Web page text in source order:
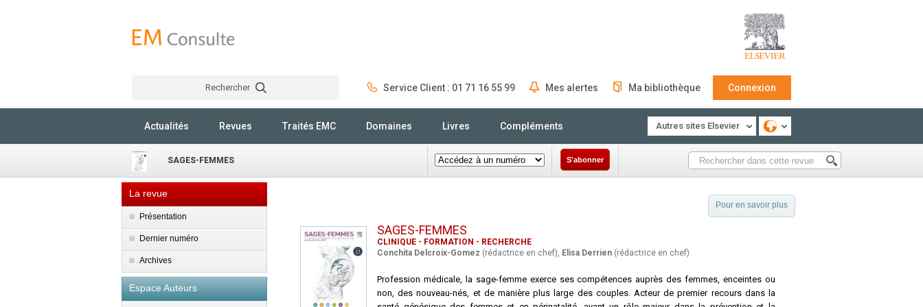
Rechercher Service Client : 01 71 16 55 99 Mes alertes Ma bibliothèque Connexion
Actualités Revues Traités EMC Domaines Livres Compléments Autres sites Elsevier
SAGES-FEMMES S'abonner
La revue
Présentation
Dernier numéro
Archives
Espace Auteurs
Pour en savoir plus
SAGES-FEMMES
CLINIQUE - FORMATION - RECHERCHE
Conchita Delcroix-Gomez (rédactrice en chef), Elisa Derrien (rédactrice en chef)
Profession médicale, la sage-femme exerce ses compétences auprès des femmes, enceintes ou
non, des nouveau-nés, et de manière plus large des couples. Acteur de premier recours dans la